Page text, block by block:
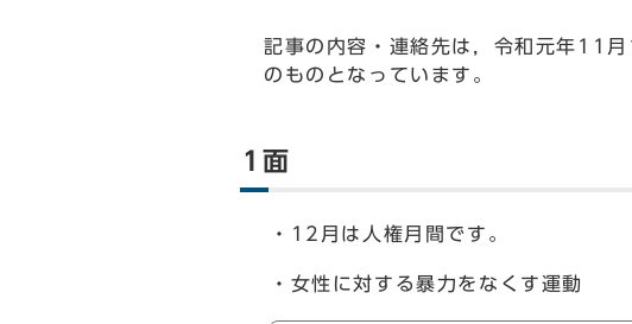
記事の内容・連絡先は，令和元年11
のものとなっています。
1面
・12月は人権月間です。
・女性に対する暴力をなくす運動